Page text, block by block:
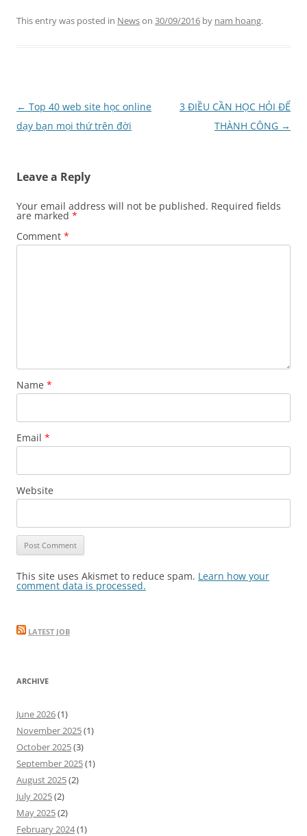
This entry was posted in Newson 30/09/2016 by nam hoang.
Post
navigation
← Top 40 web site học online
dạy bạn mọi thứ trên đời
3 ĐIỀU CẦN HỌC HỎI ĐỂ
THÀNH CÔNG →
Leave a Reply
Your email address will not be published. Required fields
are marked *
Comment *
Name *
Email *
Website
This site uses Akismet to reduce spam. Learn how your
comment data is processed.
LATEST JOB
ARCHIVE
June 2026(1)
November 2025(1)
October 2025(3)
September 2025(1)
August 2025(2)
July 2025(2)
May 2025(2)
February 2024(1)